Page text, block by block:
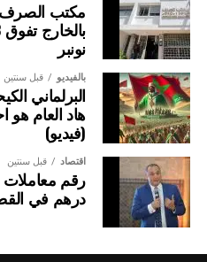
يمثل نحو ثلاثة أرباع الدول
الصورة: ميناء صيد بمدينة هايكو، الصين
العام CC0).
مكتب
نونبر
بالفيديو قبل سنتين
البرلماني
هاد العام هو
(فيديو)
اقتصاد قبل سنتين
درهم في